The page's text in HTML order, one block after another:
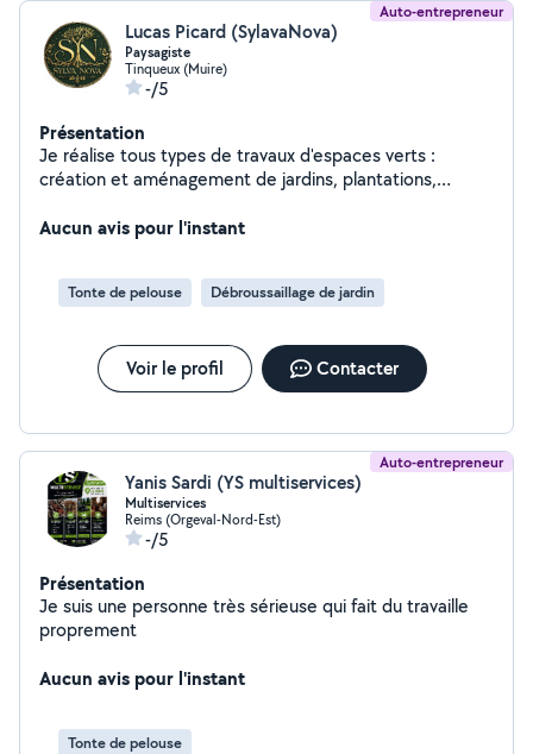
Auto-entrepreneur
Lucas Picard (SylavaNova)
Paysagiste
Tinqueux (Muire)
-/5
Présentation
Je réalise tous types de travaux d'espaces verts :
création et aménagement de jardins, plantations,
débroussaillage, nettoyage). Intervention rapide, travail
moi pour un devis.
Aucun avis pour l'instant
Tonte de pelouse Débroussaillage de jardin
Voir le profil Contacter
Auto-entrepreneur
Yanis Sardi (YS multiservices)
Multiservices
Reims (Orgeval-Nord-Est)
-/5
Présentation
Je suis une personne très sérieuse qui fait du travaille
proprement
Aucun avis pour l'instant
Tonte de pelouse